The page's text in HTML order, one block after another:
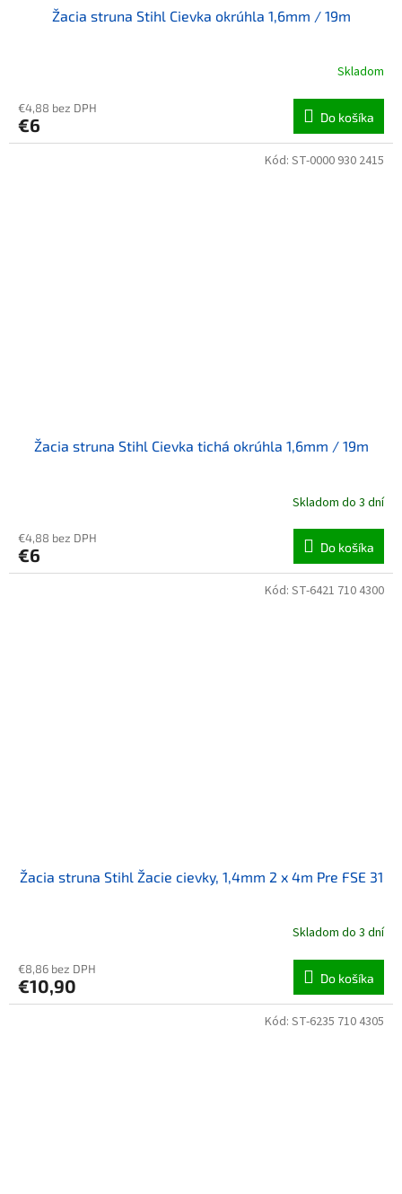
Žacia struna Stihl Cievka okrúhla 1,6mm / 19m
Skladom
€4,88 bez DPH
€6 Do košíka
Žacia struna Stihl Cievka tichá okrúhla 1,6mm / 19m
Skladom do 3 dní
€4,88 bez DPH
€6 Do košíka
Kód: ST-0000 930 2415
Žacia struna Stihl Žacie cievky, 1,4mm 2 x 4m Pre FSE 31
Skladom do 3 dní
€8,86 bez DPH
€10,90 Do košíka
Kód: ST-6421 710 4300
Kód: ST-6235 710 4305